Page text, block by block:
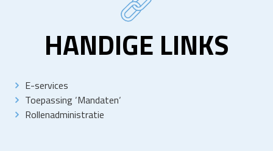
HANDIGE LINKS
E-services
Toepassing ‘Mandaten‘
Rollenadministratie